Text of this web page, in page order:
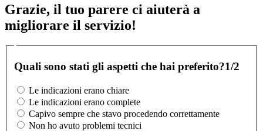
Grazie, il tuo parere ci aiuterà a
migliorare il servizio!
Quali sono stati gli aspetti che hai preferito?1/2
Le indicazioni erano chiare
Le indicazioni erano complete
Capivo sempre che stavo procedendo correttamente
Non ho avuto problemi tecnici